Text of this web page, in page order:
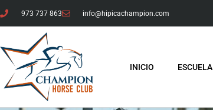
973 737 863 info@hipicachampion.com
INICIO ESCUELA